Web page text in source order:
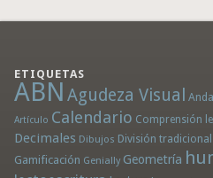
ETIQUETAS
ABN Agudeza Visual
Artículo Calendario Comprensión
Decimales Dibujos División tradicional
Gamificación Genially Geometría